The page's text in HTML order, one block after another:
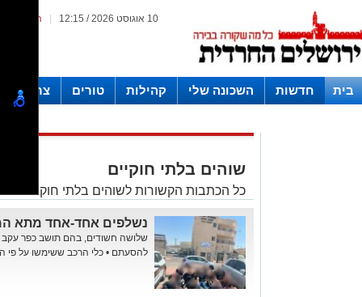
המייל 10 אוגוסט 2026 / 12:15
בית חדשות השכונה שלי קהילות טורים
צרכנות
שוהים בלתי חוקיים
כל הכתבות הקשורות לשוהים בלתי חוקיים
נשלפים אחד-אחד מתא
שלושה חשודים, בהם תושב כפר
להסעתם • כלי הרכב ששימשו על פי